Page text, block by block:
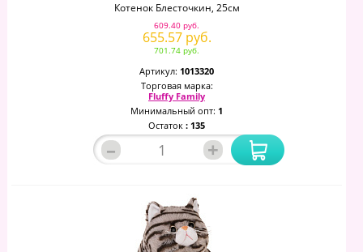
Котенок Блесточкин, 25см
609.40 руб.
655.57 руб.
701.74 руб.
Артикул: 1013320
Торговая марка:
Fluffy Family
Минимальный опт: 1
Остаток : 135
– +